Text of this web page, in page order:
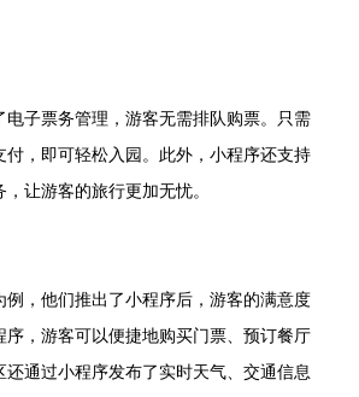
电子票务管理，游客无需排队购票。只需
付，即可轻松入园。此外，小程序还支持
让游客的旅行更加无忧。
例，他们推出了小程序后，游客的满意度
序，游客可以便捷地购买门票、预订餐厅
还通过小程序发布了实时天气、交通信息